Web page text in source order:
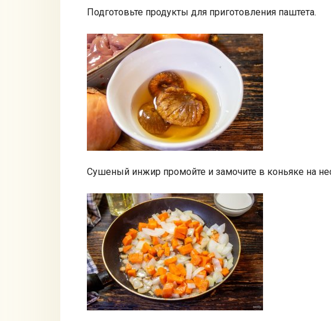
Подготовьте продукты для приготовления паштета.
Сушеный инжир промойте и замочите в коньяке на